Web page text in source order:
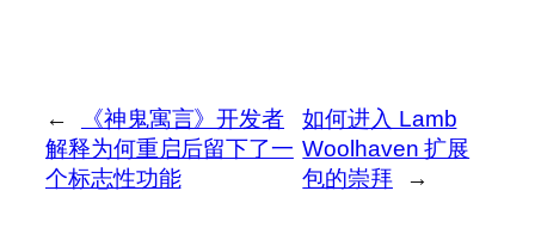
←
《神鬼寓言》开发者
解释为何重启后留下了一
个标志性功能
如何进入 Lamb
Woolhaven 扩展
包的崇拜
→